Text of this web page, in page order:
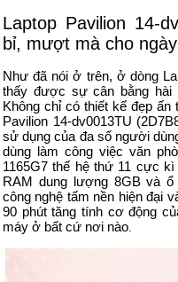
Laptop Pavilion 14-
bỉ, mượt mà cho
Như đã nói ở trên, ở dòng
thấy được sự cân bằng hài
Không chỉ có thiết kế đẹp
Pavilion 14-dv0013TU
sử dụng của đa số người
dùng làm công việc văn
1165G7 thế hệ thứ 11 cực
RAM dung lượng 8GB và
công nghệ tấm nền hiện đại
90 phút tăng tính cơ động
máy ở bất cứ nơi nào